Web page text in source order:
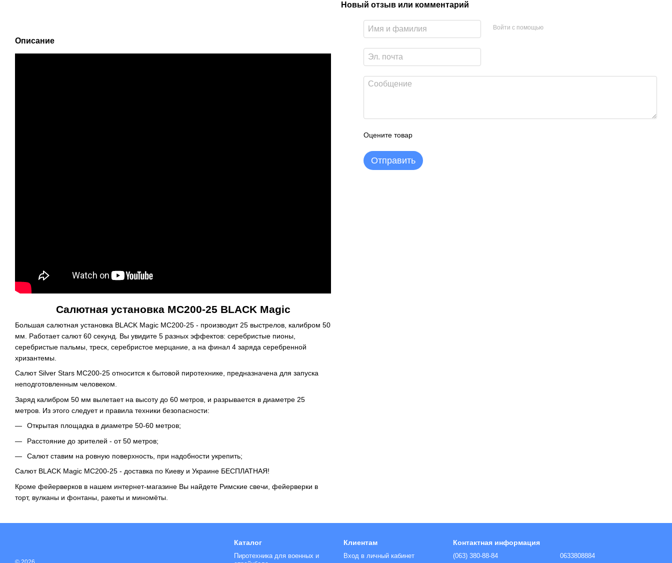
Описание
Салютная установка MC200-25 BLACK Magic
Большая салютная установка BLACK Magic MC200-25 - производит 25 выстрелов, калибром 50
мм. Работает салют 60 секунд. Вы увидите 5 разных эффектов: серебристые пионы,
серебристые пальмы, треск, серебристое мерцание, а на финал 4 заряда серебренной
хризантемы.
Салют Silver Stars MC200-25 относится к бытовой пиротехнике, предназначена для запуска
неподготовленным человеком.
Заряд калибром 50 мм вылетает на высоту до 60 метров, и разрывается в диаметре 25
метров. Из этого следует и правила техники безопасности:
Открытая площадка в диаметре 50-60 метров;
Расстояние до зрителей - от 50 метров;
Салют ставим на ровную поверхность, при надобности укрепить;
Салют BLACK Magic MC200-25 - доставка по Киеву и Украине БЕСПЛАТНАЯ!
Кроме фейерверков в нашем интернет-магазине Вы найдете Римские свечи , фейерверки в
торт, вулканы и фонтаны, ракеты и миномёты.
Новый отзыв или комментарий
Войти с помощью
Оцените товар
Отправить
Каталог
Пиротехника для военных и
Клиентам
Вход в личный кабинет
Контактная информация
(063) 380-88-84 0633808884